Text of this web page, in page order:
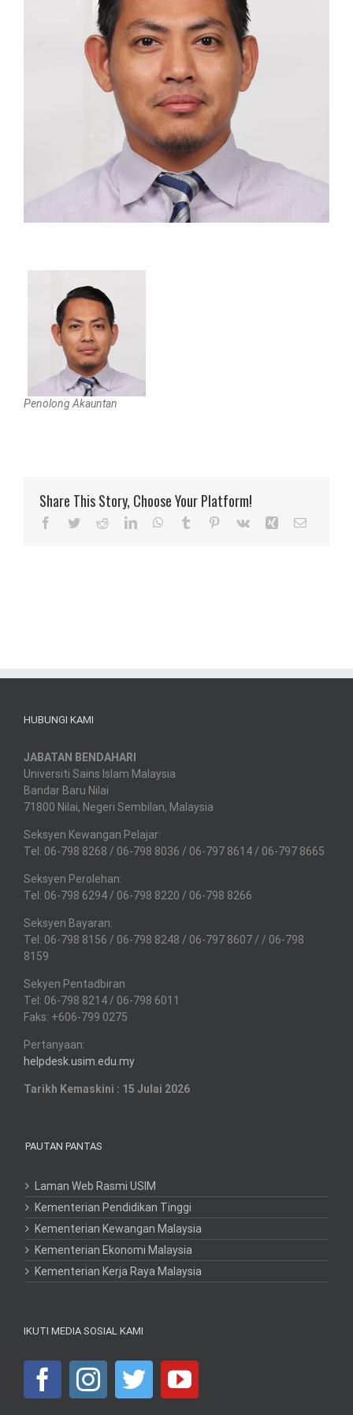
Penolong Akauntan
Share This Story, Choose Your Platform!
Facebook
TwitterRedditLinkedInWhatsApp
Tumblr Pinterest
Vk Xing Email
HUBUNGI KAMI
JABATAN BENDAHARI
Universiti Sains Islam Malaysia
Bandar Baru Nilai
71800 Nilai, Negeri Sembilan, Malaysia
Seksyen Kewangan Pelajar:
Tel: 06-798 8268 / 06-798 8036 / 06-797 8614 / 06-797 8665
Seksyen Perolehan:
Tel: 06-798 6294 / 06-798 8220 / 06-798 8266
Seksyen Bayaran:
Tel: 06-798 8156 / 06-798 8248 / 06-797 8607 / / 06-798
8159
Sekyen Pentadbiran
Tel: 06-798 8214 / 06-798 6011
Faks: +606-799 0275
Pertanyaan:
helpdesk.usim.edu.my
Tarikh Kemaskini : 15 Julai 2026
PAUTAN PANTAS
Laman Web Rasmi USIM
Kementerian Pendidikan Tinggi
Kementerian Kewangan Malaysia
Kementerian Ekonomi Malaysia
Kementerian Kerja Raya Malaysia
IKUTI MEDIA SOSIAL KAMI